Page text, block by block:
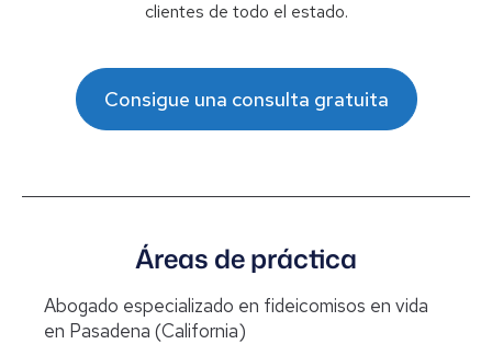
clientes de todo el estado.
Consigue una consulta gratuita
Áreas de práctica
Abogado especializado en fideicomisos en vida
en Pasadena (California)